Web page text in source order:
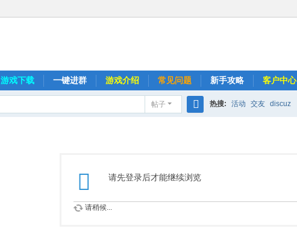
游戏下载 一键进群 游戏介绍 常见问题 新手攻略 客户中心
帖子 热搜: 活动 交友 discuz
请先登录后才能继续浏览
请稍候...